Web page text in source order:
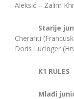
Aleksić – Zalim
Starije
Cheranti
Doris Lucinger
K1 RULES
Mlađi